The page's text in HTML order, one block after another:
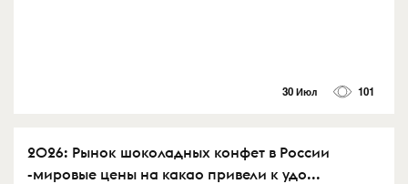
30 Июл 101
2026: Рынок шоколадных конфет в России
-мировые цены на какао привели к удо...